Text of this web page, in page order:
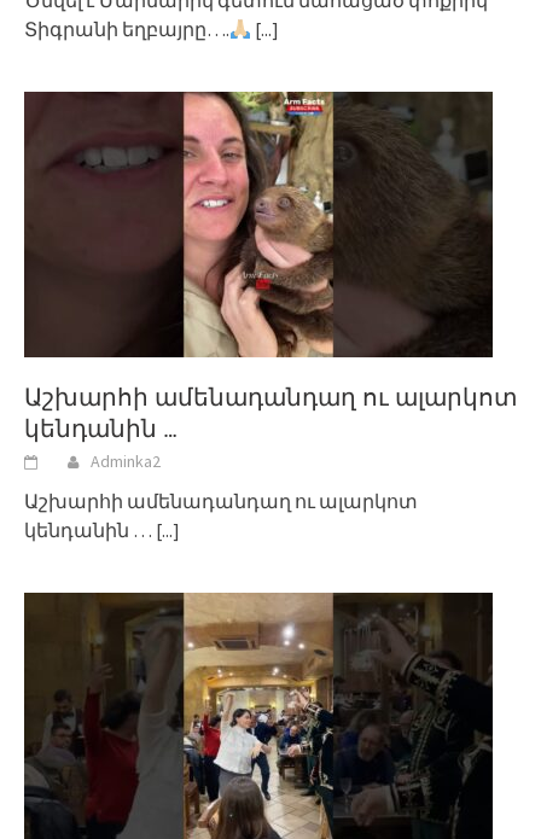
Տիգրանի եղբայրը….
[...]
Աշխարհի ամենադանդաղ ու ալարկոտ
կենդանին …
Adminka2
Աշխարհի ամենադանդաղ ու ալարկոտ
կենդանին … [...]